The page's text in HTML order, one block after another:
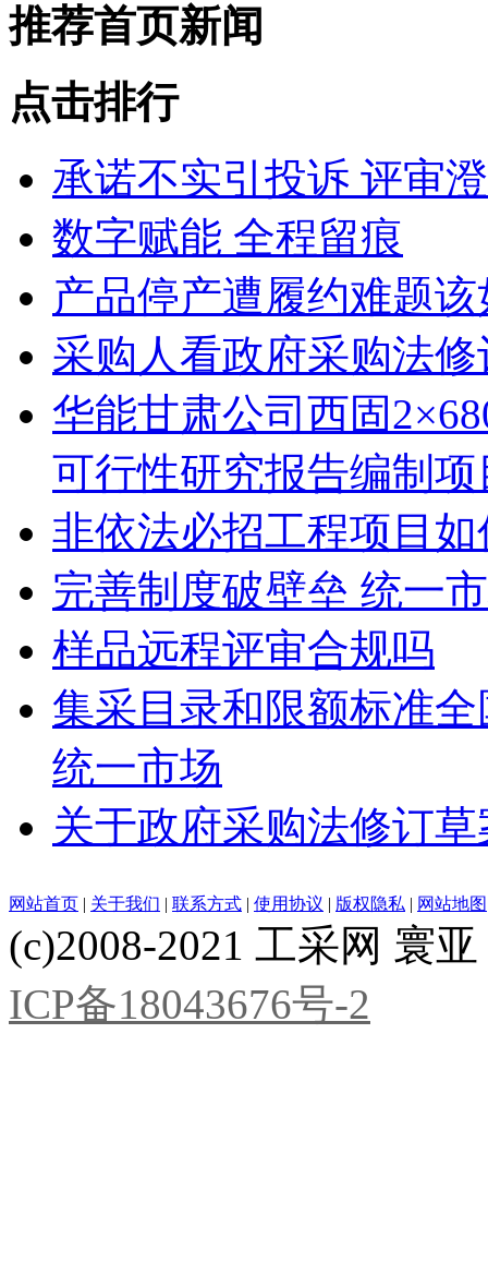
推荐首页新闻
点击排行
承诺不实引投诉 评审
数字赋能 全程留痕
产品停产遭履约难题
采购人看政府采购法
华能甘肃公司西固
可行性研究报告编制
非依法必招工程项目
完善制度破壁垒 统一
样品远程评审合规吗
集采目录和限额标准
统一市场
关于政府采购法修订
网站首页 | 关于我们 | 联系方式 | 使用协议 | 版权隐私 | 网站地图
(c)2008-2021 工采网 寰
ICP备18043676号-2